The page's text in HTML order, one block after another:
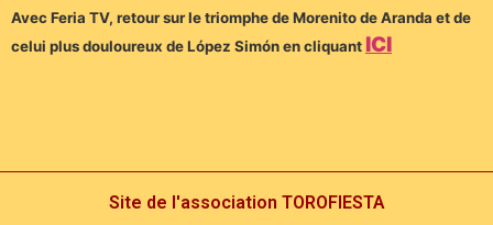
Avec Feria TV, retour sur le triomphe de Morenito de Aranda et de
celui plus douloureux de López Simón en cliquant ICI
Site de l'association TOROFIESTA